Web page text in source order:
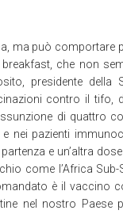
ma può comportare
che non
presidente della
contro il tifo,
di quattro
nei pazienti
e un’altra
come l’Africa Sub-
è il vaccino
nel nostro Paese